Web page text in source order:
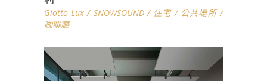
Giotto Lux / SNOWSOUND/ 住宅/ 公共場所/
咖啡廳